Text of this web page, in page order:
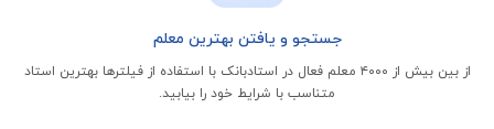
جستجو و یافتن بهترین معلم
از بین بیش از ۴۰۰۰ معلم فعال در استادبانک با استفاده از فیلتر‌ها بهترین استاد
متناسب با شرایط خود را بیابید.